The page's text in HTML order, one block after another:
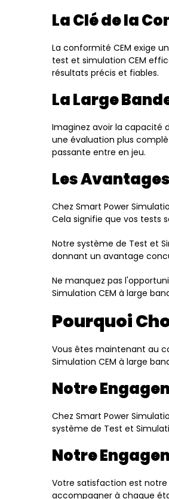
La Clé de la
La conformité CEM exige
test et simulation CEM
résultats précis et fiables.
La Large
Imaginez avoir la capacité
une évaluation plus
passante entre en jeu.
Les
Chez Smart Power
Cela signifie que vos tests
Notre système de Test et
donnant un avantage
Ne manquez pas
Simulation CEM à large
Pourquoi
Vous êtes maintenant au
Simulation CEM à large
Notre
Chez Smart Power
système de Test et
Notre
Votre satisfaction est notre
accompagner à chaque